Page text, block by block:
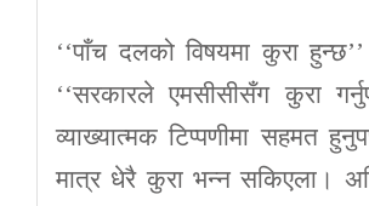
‘‘पाँच दलको विषयमा कुरा
‘‘सरकारले एमसीसीसँग कुरा
व्याख्यात्मक टिप्पणीमा सहमत
मात्र धेरै कुरा भन्न सकिएला।